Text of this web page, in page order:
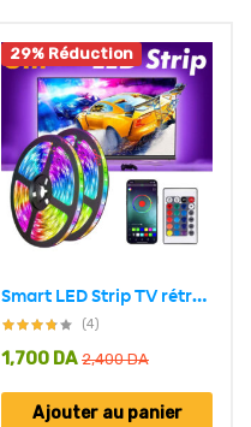
29% Réduction
Smart LED Strip TV rétroéclairage 5M RGB Android/iOS
(4)
2,400DA
1,700 DA
Ajouter au panier